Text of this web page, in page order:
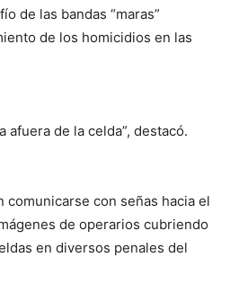
de las bandas “maras”
de los homicidios en las
afuera de la celda”, destacó.
comunicarse con señas hacia el
de operarios cubriendo
en diversos penales del